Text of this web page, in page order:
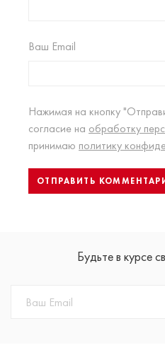
Ваш Email
Нажимая на кнопку
согласие на обработку
принимаю политику
Будьте в курсе